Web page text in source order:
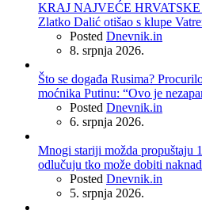
KRAJ NAJVEĆE
Zlatko Dalić otišao s klupe
Posted Dnevnik.in
8. srpnja 2026.
Što se događa Rusima?
moćnika Putinu: “Ovo je
Posted Dnevnik.in
6. srpnja 2026.
Mnogi stariji možda propuštaju
odlučuju tko može dobiti
Posted Dnevnik.in
5. srpnja 2026.